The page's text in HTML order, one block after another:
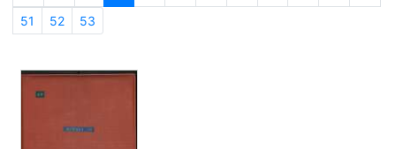
51
52 53